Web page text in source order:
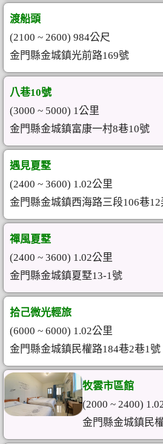
渡船頭
(2100 ~ 2600) 984公尺
金門縣金城鎮光前路169號
八巷10號
(3000 ~ 5000) 1公里
金門縣金城鎮富康一村8巷10號
遇見夏墅
(2400 ~ 3600) 1.02公里
金門縣金城鎮西海路三段106巷12
禪風夏墅
(2400 ~ 3600) 1.02公里
金門縣金城鎮夏墅13-1號
拾己微光輕旅
(6000 ~ 6000) 1.02公里
金門縣金城鎮民權路184巷2巷1號
牧雲市區館
(2000 ~ 2400)
金門縣金城鎮民